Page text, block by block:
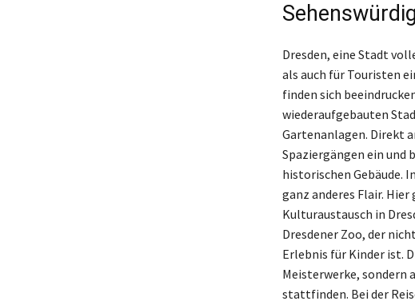
Dresden, eine Stadt
als auch für Touristen
finden sich
wiederaufgebauten
Gartenanlagen. Direkt
Spaziergängen ein und
historischen Gebäude.
ganz anderes Flair.
Kulturaustausch in
Dresdener Zoo, der
Erlebnis für Kinder ist.
Meisterwerke, sondern
stattfinden. Bei der